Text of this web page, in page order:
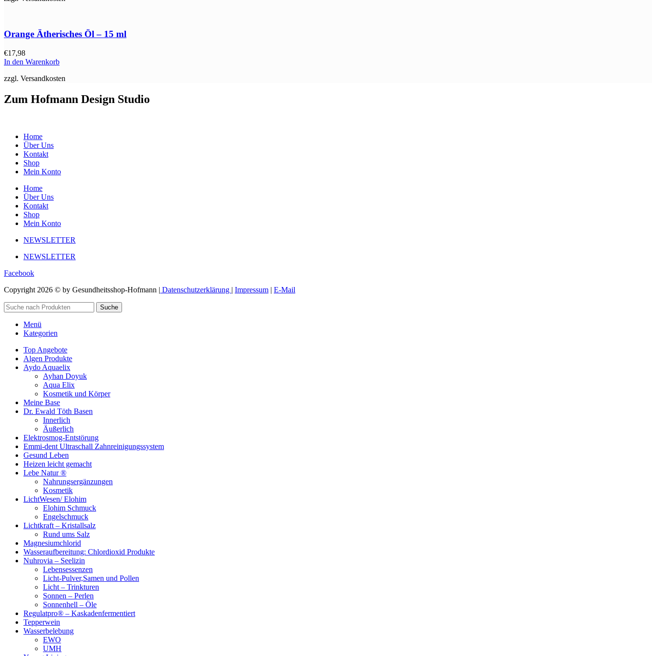
Orange Ätherisches Öl – 15 ml
€17,98
In den Warenkorb
zzgl. Versandkosten
Zum Hofmann Design Studio
Home
Über Uns
Kontakt
Shop
Mein Konto
Home
Über Uns
Kontakt
Shop
Mein Konto
NEWSLETTER
NEWSLETTER
Facebook
Copyright 2026 © by Gesundheitsshop-Hofmann | Datenschutzerklärung | Impressum | E-Mail
Suche
Menü
Kategorien
Top Angebote
Algen Produkte
Aydo Aquaelix
Ayhan Doyuk
Aqua Elix
Kosmetik und Körper
Meine Base
Dr. Ewald Töth Basen
Innerlich
Äußerlich
Elektrosmog-Entstörung
Emmi-dent Ultraschall Zahnreinigungssystem
Gesund Leben
Heizen leicht gemacht
Lebe Natur ®
Nahrungsergänzungen
Kosmetik
LichtWesen/ Elohim
Elohim Schmuck
Engelschmuck
Lichtkraft – Kristallsalz
Rund ums Salz
Magnesiumchlorid
Wasseraufbereitung: Chlordioxid Produkte
Nuhrovia – Seelizin
Lebensessenzen
Licht-Pulver,Samen und Pollen
Licht – Trinkturen
Sonnen – Perlen
Sonnenhell – Öle
Regulatpro® – Kaskadenfermentiert
Tepperwein
Wasserbelebung
EWO
UMH